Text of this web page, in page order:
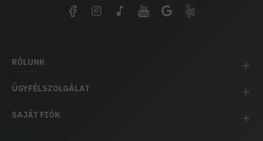
RÓLUNK
ÜGYFÉLSZOLGÁLAT
SAJÁT FIÓK